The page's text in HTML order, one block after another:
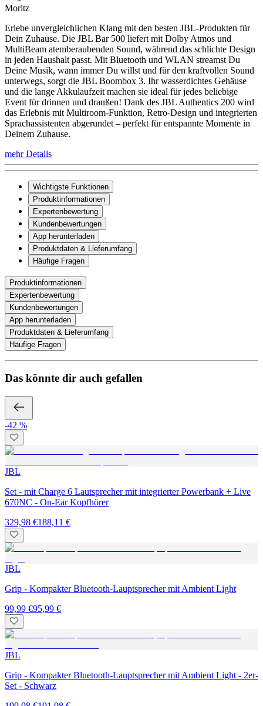
Moritz
Erlebe unvergleichlichen Klang mit den besten JBL-Produkten für
Dein Zuhause. Die JBL Bar 500 liefert mit Dolby Atmos und
MultiBeam atemberaubenden Sound, während das schlichte Design
in jeden Haushalt passt. Mit Bluetooth und WLAN streamst Du
Deine Musik, wann immer Du willst und für den kraftvollen Sound
unterwegs, sorgt die JBL Boombox 3. Ihr wasserdichtes Gehäuse
und die lange Akkulaufzeit machen sie ideal für jedes beliebige
Event für drinnen und draußen! Dank des JBL Authentics 200 wird
das Erlebnis mit Multiroom-Funktion, Retro-Design und integrierten
Sprachassistenten abgerundet – perfekt für entspannte Momente in
Deinem Zuhause.
mehr Details
Wichtigste Funktionen
Produktinformationen
Expertenbewertung
Kundenbewertungen
App herunterladen
Produktdaten & Lieferumfang
Häufige Fragen
Produktinformationen
Expertenbewertung
Kundenbewertungen
App herunterladen
Produktdaten & Lieferumfang
Häufige Fragen
Das könnte dir auch gefallen
-42 %
JBL
Set - mit Charge 6 Lautsprecher mit integrierter Powerbank + Live
670NC - On-Ear Kopfhörer
329,98 €188,11 €
JBL
Grip - Kompakter Bluetooth-Lauptsprecher mit Ambient Light
99,99 €95,99 €
JBL
Grip - Kompakter Bluetooth-Lauptsprecher mit Ambient Light - 2er-
Set - Schwarz